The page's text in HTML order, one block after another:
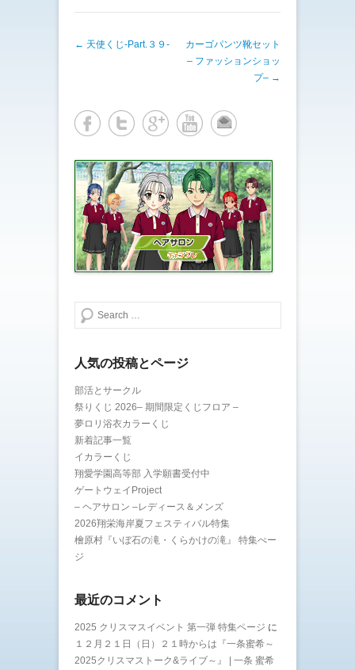
w
t
新
し
い
ン
ド
ウ
で
開
き
ま
す
)
k
有
ッ
ク
し
だ
さ
い
(
新
し
い
ウ
ィ
ン
ド
で
ま
投稿ナビゲーション
← 天使くじ-Part.３９-
カーゴパンツ靴セット
– ファッションショッ
プ– →
検索する
人気の投稿とページ
部活とサークル
祭りくじ 2026– 期間限定くじフロア –
夢ロリ浴衣カラーくじ
新着記事一覧
イカラーくじ
翔愛学園高等部 入学願書受付中
ゲートウェイProject
– ヘアサロン –レディース＆メンズ
2026翔栄海岸夏フェスティバル特集
檜原村『いぼ石の滝・くらかけの滝』 特集ぺー
ジ
最近のコメント
2025 クリスマスイベント 第一弾 特集ページ に
１２月２１日（日）２１時からは『一条蜜希～
2025クリスマストーク&ライブ～』 | 一条 蜜希